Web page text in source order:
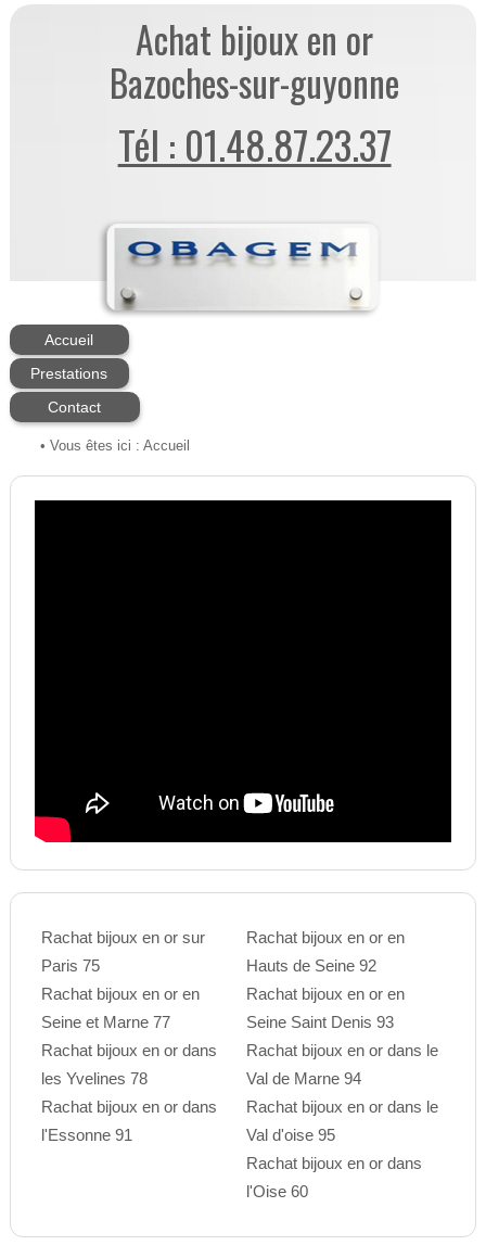
Achat bijoux en or
Bazoches-sur-guyonne
Tél : 01.48.87.23.37
Accueil
Prestations
Contact
• Vous êtes ici : Accueil
Rachat bijoux en or sur
Paris 75
Rachat bijoux en or en
Seine et Marne 77
Rachat bijoux en or dans
les Yvelines 78
Rachat bijoux en or dans
l'Essonne 91
Rachat bijoux en or en
Hauts de Seine 92
Rachat bijoux en or en
Seine Saint Denis 93
Rachat bijoux en or dans le
Val de Marne 94
Rachat bijoux en or dans le
Val d'oise 95
Rachat bijoux en or dans
l'Oise 60